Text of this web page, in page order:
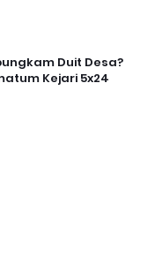
Duit Desa?
Kejari 5x24